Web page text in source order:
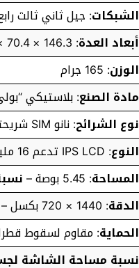
الشبكات: جيل ثاني ثالث
أبعاد العدة: 146.3 × 70.4 × 9.6 ملي متر
الوزن: 165 جرام
مادة الصنع: بلاستيكي
نوع الشرائح: نانو SIM شريحتين في وضع الاستعداد
النوع: IPS LCD تدعم 16 مليون
المساحة: 5.45 بوصة –
الدقة: 1440 × 720 بكسل – كثافة البيكسلات في البوصة: 295
الحماية: مقاوم لسقوط
نسبة مساحة الشاشة